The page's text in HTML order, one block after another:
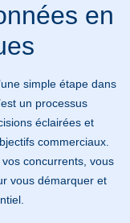
en
simple étape dans
un processus
éclairées et
commerciaux.
concurrents, vous
vous démarquer et